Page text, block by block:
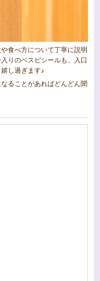
食べ方について丁寧に説明
りのベスピシールも、入口
し過ぎます♪
ることがあればどんどん聞